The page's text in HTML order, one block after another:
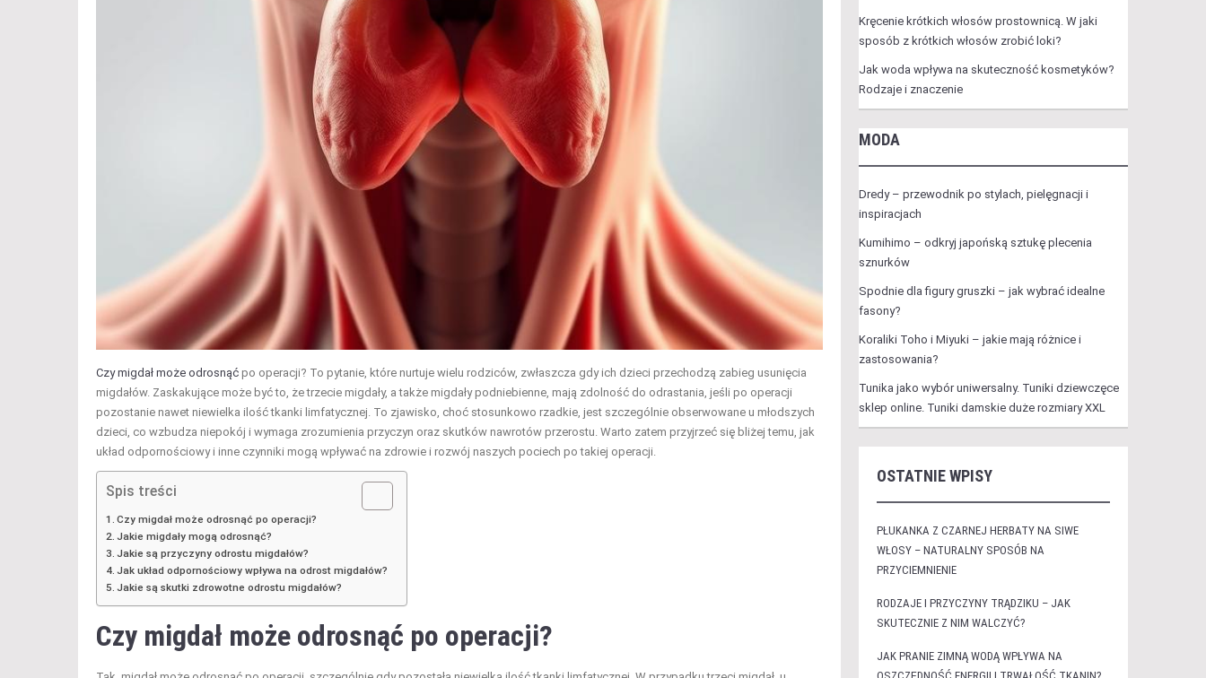
Czy migdał może odrosnąć po operacji? To pytanie, które nurtuje wielu rodziców, zwłaszcza gdy ich dzieci przechodzą zabieg usunięcia
migdałów. Zaskakujące może być to, że trzecie migdały, a także migdały podniebienne, mają zdolność do odrastania, jeśli po operacji
pozostanie nawet niewielka ilość tkanki limfatycznej. To zjawisko, choć stosunkowo rzadkie, jest szczególnie obserwowane u młodszych
dzieci, co wzbudza niepokój i wymaga zrozumienia przyczyn oraz skutków nawrotów przerostu. Warto zatem przyjrzeć się bliżej temu, jak
układ odpornościowy i inne czynniki mogą wpływać na zdrowie i rozwój naszych pociech po takiej operacji.
Spis treści
Czy migdał może odrosnąć po operacji?
Jakie migdały mogą odrosnąć?
Jakie są przyczyny odrostu migdałów?
Jak układ odpornościowy wpływa na odrost migdałów?
Jakie są skutki zdrowotne odrostu migdałów?
Czy migdał może odrosnąć po operacji?
Kręcenie krótkich włosów prostownicą. W jaki
sposób z krótkich włosów zrobić loki?
Jak woda wpływa na skuteczność kosmetyków?
Rodzaje i znaczenie
MODA
Dredy – przewodnik po stylach, pielęgnacji i
inspiracjach
Kumihimo – odkryj japońską sztukę plecenia
sznurków
Spodnie dla figury gruszki – jak wybrać idealne
fasony?
Koraliki Toho i Miyuki – jakie mają różnice i
zastosowania?
Tunika jako wybór uniwersalny. Tuniki dziewczęce
sklep online. Tuniki damskie duże rozmiary XXL
OSTATNIE WPISY
PŁUKANKA Z CZARNEJ HERBATY NA SIWE
WŁOSY – NATURALNY SPOSÓB NA
PRZYCIEMNIENIE
RODZAJE I PRZYCZYNY TRĄDZIKU – JAK
SKUTECZNIE Z NIM WALCZYĆ?
JAK PRANIE ZIMNĄ WODĄ WPŁYWA NA